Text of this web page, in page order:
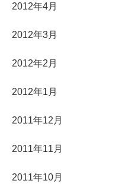
2012年4月
2012年3月
2012年2月
2012年1月
2011年12月
2011年11月
2011年10月